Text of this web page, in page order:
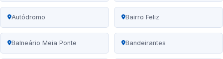
Autódromo Bairro Feliz
Balneário Meia Ponte Bandeirantes